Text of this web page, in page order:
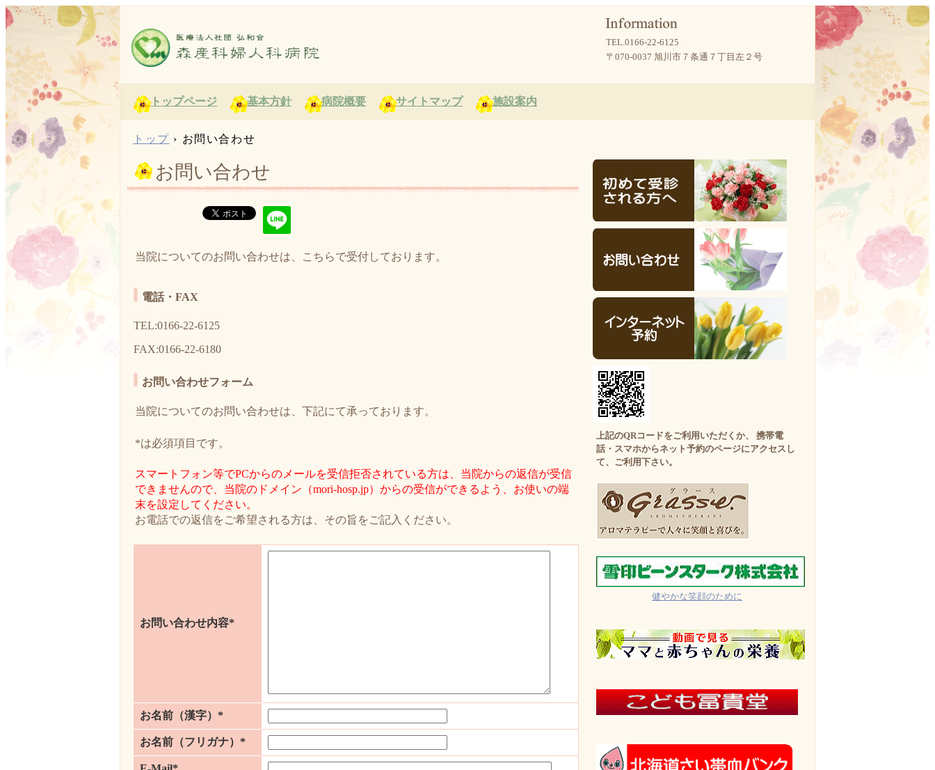
TEL.0166-22-6125
〒070-0037 旭川市７条通７丁目左２号
トップページ 基本方針 病院概要 サイトマップ 施設案内
トップ › お問い合わせ
お問い合わせ
当院についてのお問い合わせは、こちらで受付しております。
電話・FAX
TEL:0166-22-6125
FAX:0166-22-6180
お問い合わせフォーム
当院についてのお問い合わせは、下記にて承っております。
*は必須項目です。
スマートフォン等でPCからのメールを受信拒否されている方は、当院からの返信が受信
できませんので、当院のドメイン（mori-hosp.jp）からの受信ができるよう、お使いの端
末を設定してください。
お電話での返信をご希望される方は、その旨をご記入ください。
お問い合わせ内容*
お名前（漢字）*
お名前（フリガナ）*
上記のQRコードをご利用いただくか、 携帯電
話・スマホからネット予約のページにアクセスし
て、ご利用下さい。
健やかな笑顔のために